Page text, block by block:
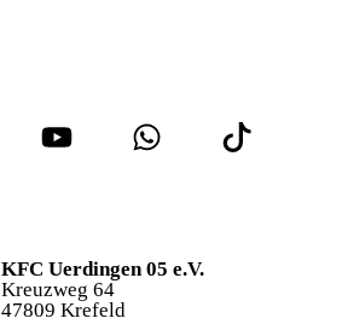
KFC Uerdingen 05 e.V.
Kreuzweg 64
47809 Krefeld